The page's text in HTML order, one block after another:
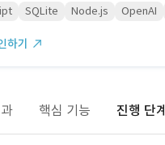
SQLite Node.js OpenAI
하기
핵심 기능 진행 단계